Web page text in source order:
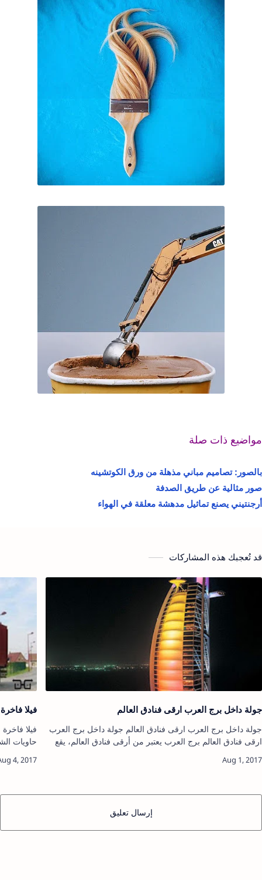
مواضيع ذات صلة
بالصور: تصاميم مباني مذهلة من ورق الكوتشينه
صور مثالية عن طريق الصدفة
أرجنتيني يصنع تماثيل مدهشة معلقة في الهواء
قد تُعجبك هذه المشاركات
جولة داخل برج العرب ارقى فنادق العالم
جولة داخل برج العرب ارقى فنادق العالم جولة داخل برج العرب
ارقى فنادق العالم برج العرب يعتبر من أرقى فنادق العالم، يقع
فيلا
إرسال تعليق